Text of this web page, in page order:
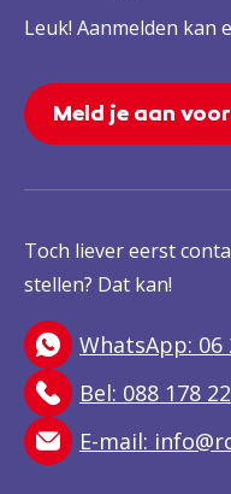
Leuk! Aanmelden kan
Meld je aan
Toch liever eerst
stellen? Dat kan!
WhatsApp: 06
Bel: 088 178
E-mail: